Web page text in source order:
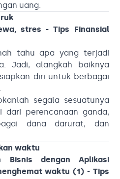
uang.
tahu apa yang terjadi
Jadi, alangkah baiknya
diri untuk berbagai
segala sesuatunya
dari perencanaan ganda,
dana darurat, dan
waktu